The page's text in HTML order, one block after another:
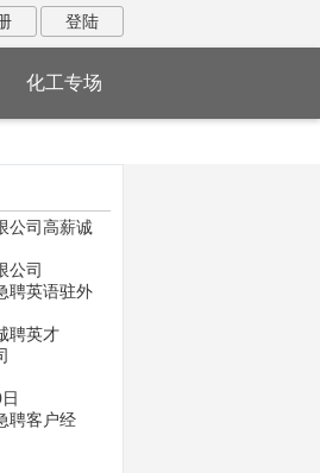
登陆
化工专场
公司高薪诚
公司
聘英语驻外
聘英才
聘客户经